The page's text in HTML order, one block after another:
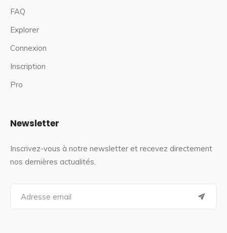
FAQ
Explorer
Connexion
Inscription
Pro
Newsletter
Inscrivez-vous à notre newsletter et recevez directement
nos dernières actualités.
a